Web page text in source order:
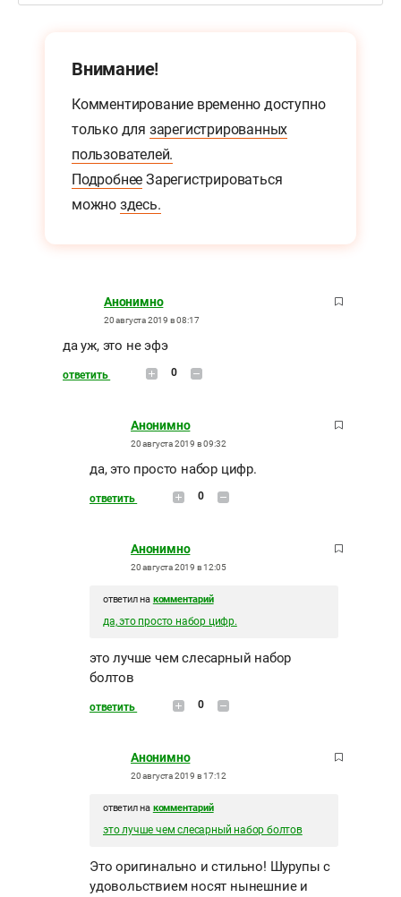
Внимание!
Комментирование временно доступно
только для зарегистрированных
пользователей.
Подробнее Зарегистрироваться
можно здесь.
Анонимно
20 августа 2019 в 08:17
да уж, это не эфэ
ответить 0
Анонимно
20 августа 2019 в 09:32
да, это просто набор цифр.
ответить 0
Анонимно
20 августа 2019 в 12:05
ответил на комментарий
да, это просто набор цифр.
это лучше чем слесарный набор
болтов
ответить 0
Анонимно
20 августа 2019 в 17:12
ответил на комментарий
это лучше чем слесарный набор болтов
Это оригинально и стильно! Шурупы с
удовольствием носят нынешние и